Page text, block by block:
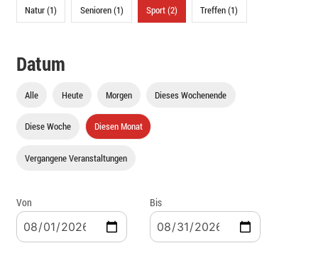
Natur (1) Senioren (1) Sport (2) Treffen (1)
Datum
Alle Heute Morgen Dieses Wochenende
Diese Woche Diesen Monat
Vergangene Veranstaltungen
Von Bis